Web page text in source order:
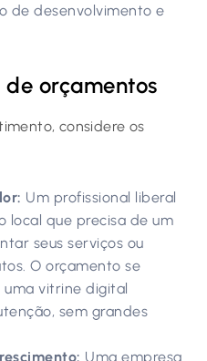
de desenvolvimento e
orçamentos
considere os
Um profissional liberal
local que precisa de um
seus serviços ou
O orçamento se
vitrine digital
sem grandes
Uma empresa